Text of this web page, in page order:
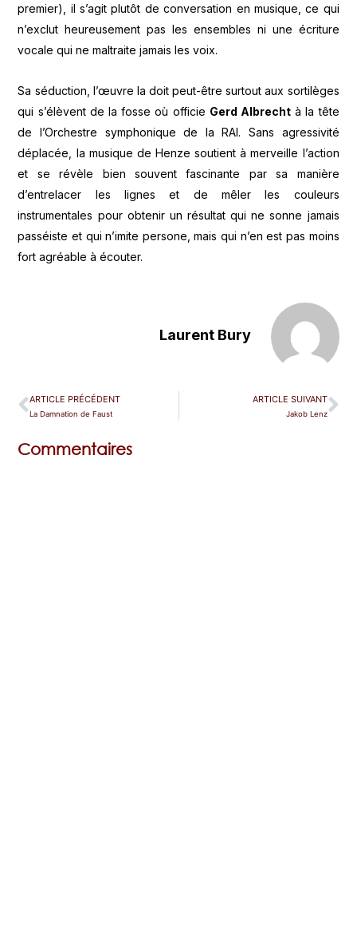
premier), il s’agit plutôt de conversation en musique, ce qui
n’exclut heureusement pas les ensembles ni une écriture
vocale qui ne maltraite jamais les voix.
Sa séduction, l’œuvre la doit peut-être surtout aux sortilèges
qui s’élèvent de la fosse où officie Gerd Albrecht à la tête
de l’Orchestre symphonique de la RAI. Sans agressivité
déplacée, la musique de Henze soutient à merveille l’action
et se révèle bien souvent fascinante par sa manière
d’entrelacer les lignes et de mêler les couleurs
instrumentales pour obtenir un résultat qui ne sonne jamais
passéiste et qui n’imite persone, mais qui n’en est pas moins
fort agréable à écouter.
Laurent Bury
ARTICLE PRÉCÉDENT
La Damnation de Faust
ARTICLE SUIVANT
Jakob Lenz
Commentaires